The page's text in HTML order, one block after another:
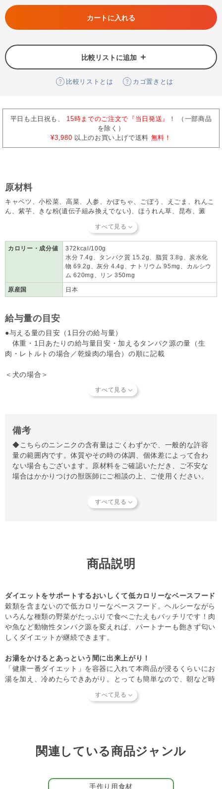
カートに入れる
比較リストに追加
比較リストとは カゴ置きとは
平日も土日祝も、 15時までのご注文で『当日発送』！
（一部商品
を除く）
¥3,980 以上のお買い上げで送料 無料！
原材料
キャベツ、小松菜、高菜、人参、かぼちゃ、ごぼう、えごま、れんこ
ん、紫芋、きな粉(遺伝子組み換えでない)、ほうれん草、昆布、澱
マグロ肉・骨、植物抽出酵素(米ぬか・ふすま・おから・大麦若葉)、
ハーブ(ジンジャー・シルバーバイン・ヨブスディアス)、ビール酵母
カロリー・成分値
372kcal/100g
水分 7.4g、タンパク質 15.2g、脂質 3.8g、炭水化
物 69.2g、灰分 4.4g、ナトリウム 95mg、カルシウ
ム 620mg、リン 350mg
原産国 日本
給与量の目安
●与える量の目安（1日分の給与量）
体重・1日あたりの給与量目安・加えるタンパク源の量（生
肉・レトルトの場合／乾燥肉の場合）の順に記載
＜犬の場合＞
2kg┃約10～16g（約20～30g／約4～6g）
5kg┃約25～40g（約50～75g／約10～15g）
10kg┃約50～80g（約100～150g／約20～30g）
15kg┃約75～120g（約150～225g／約30～45g）
20kg┃約100～160g（約200～300g／約40～60g）
25kg┃約125～200g（約250～375g／約50～75g）
30kg┃約150～240g（約300～450g／約60～90g）
1kg┃約4～6g（約14～16g／約2.5～3.5g）
・生活環境・年齢などにより給与量は変わります。個体差に応じ
てください。
備考
◆こちらのニンニクの含有量はごくわずかで、一般的な許容
量の範囲内です。体質やその時の体調、個体差によって合わ
ない場合もございます。原材料をご確認いただき、ご不安な
場合はかかりつけの獣医師にご相談の上、ご使用ください。
凍生肉と一緒に与えると解凍がしやすいという理由でお湯を
【知っておいていただきたいこと】
とって有害となる合成保存料や人工香料、着色料などは使用
されていません。
商品形状のバラつきについて詳しくは こち
ら をご覧ください。
【キャンセルについてご注意】
本商品はご注文タイミングやご注文内容によっては、購入履
歴からのご注文キャンセル、 修正を受け付けることができ
ない場合がございます。
(「発送予定日のお知らせメール」をお送りする前であれ
ば、メール・お電話・ マイページにてご注文をキャンセル
いただけます。）
商品説明
ダイエットをサポートするおいしくて低カロリーなベースフード
穀類を含まないので低カロリーなベースフード。ヘルシーながら
いろんな種類の野菜がたっぷりで食べごたえもバッチリです！肉
や魚など動物性タンパク源を変えれば、パートナーも飽きず匂い
しくダイエットが継続できます。
お湯をかけるとあっという間に出来上がり！
「健康一番ダイエット」を容器に入れて本商品が浸るくらいにお
湯を加え、冷めたらできあがり。とっても簡単なので、朝など時
関連している商品ジャンル
手作り用食材